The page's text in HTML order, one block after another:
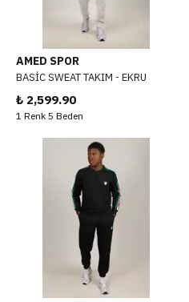
AMED SPOR
BASİC SWEAT TAKIM - EKRU
₺ 2,599.90
1 Renk 5 Beden